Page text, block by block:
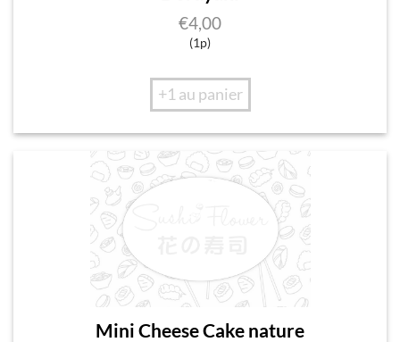
€4,00
(1p)
+1 au panier
Mini Cheese Cake nature